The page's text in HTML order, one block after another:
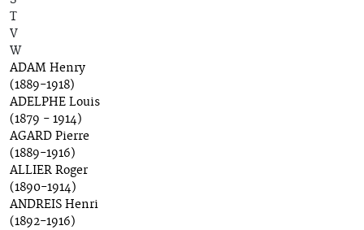
T
V
W
ADAM Henry
(1889-1918)
ADELPHE Louis
(1879 - 1914)
AGARD Pierre
(1889-1916)
ALLIER Roger
(1890-1914)
ANDREIS Henri
(1892-1916)